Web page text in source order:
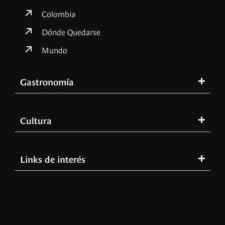
Colombia
Dónde Quedarse
Mundo
Gastronomía
Cultura
Links de interés